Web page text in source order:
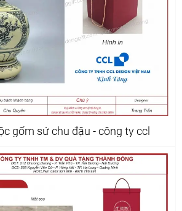
gốm sứ chu đậu - công ty ccl